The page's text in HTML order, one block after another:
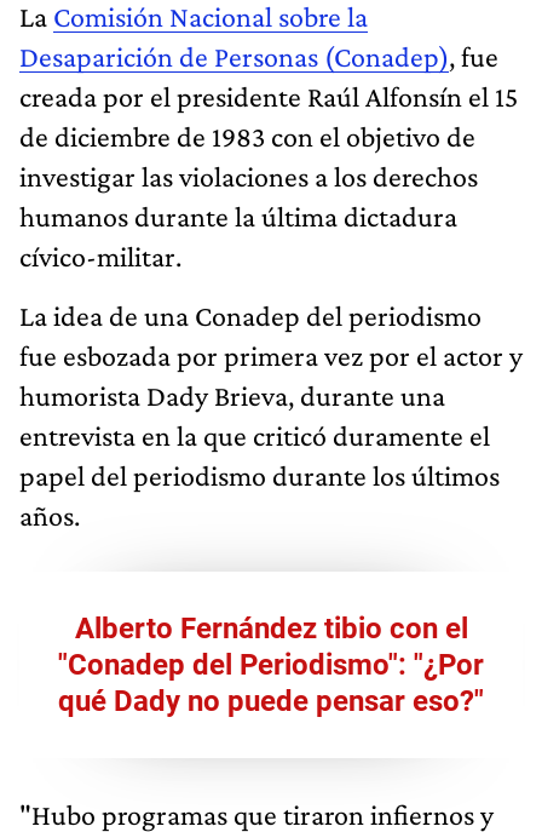
La Comisión Nacional sobre la
Desaparición de Personas (Conadep), fue
creada por el presidente Raúl Alfonsín el 15
de diciembre de 1983 con el objetivo de
investigar las violaciones a los derechos
humanos durante la última dictadura
cívico-militar. ​
La idea de una Conadep del periodismo
fue esbozada por primera vez por el actor y
humorista Dady Brieva, durante una
entrevista en la que criticó duramente el
papel del periodismo durante los últimos
años. ​
Alberto Fernández tibio con el
"Conadep del Periodismo": "¿Por
qué Dady no puede pensar eso?"
"Hubo programas que tiraron infiernos y